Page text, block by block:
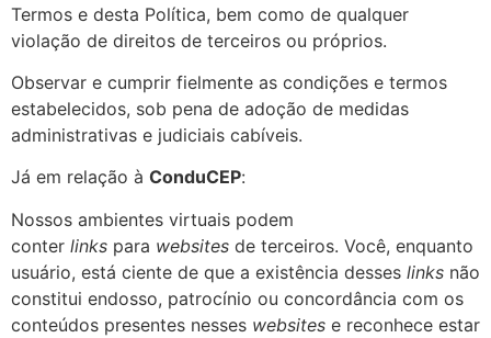
Termos e desta Política, bem como de qualquer
violação de direitos de terceiros ou próprios.
Observar e cumprir fielmente as condições e termos
estabelecidos, sob pena de adoção de medidas
administrativas e judiciais cabíveis.
Já em relação à ConduCEP:
Nossos ambientes virtuais podem
conter links para websites de terceiros. Você, enquanto
usuário, está ciente de que a existência desses links não
constitui endosso, patrocínio ou concordância com os
conteúdos presentes nesses websites e reconhece estar